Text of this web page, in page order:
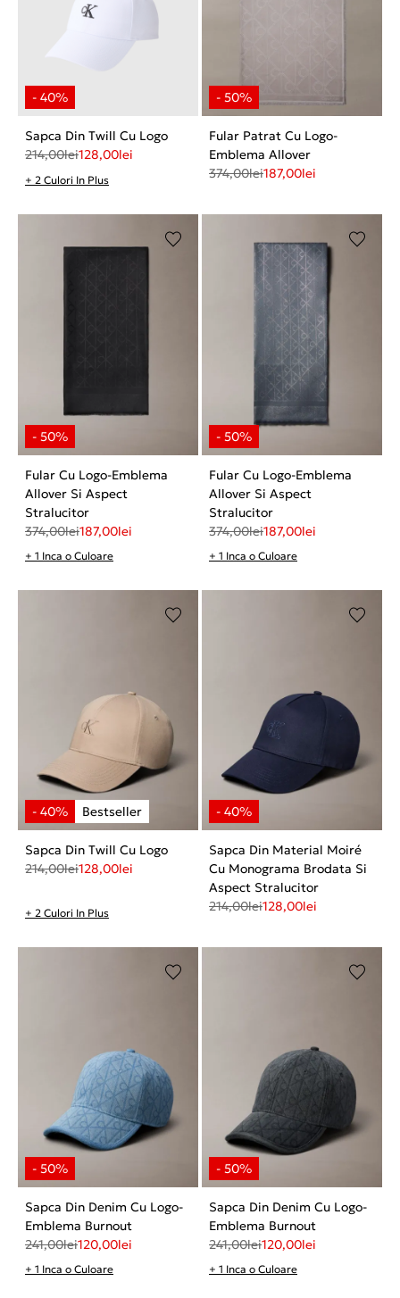
Sapca Din Twill Cu Logo
214,00lei128,00lei
+ 2 Culori In Plus
Fular Patrat Cu Logo-
Emblema Allover
374,00lei187,00lei
Fular Cu Logo-Emblema
Allover Si Aspect
Stralucitor
374,00lei187,00lei
+ 1 Inca o Culoare
Fular Cu Logo-Emblema
Allover Si Aspect
Stralucitor
374,00lei187,00lei
+ 1 Inca o Culoare
Sapca Din Twill Cu Logo
214,00lei128,00lei
+ 2 Culori In Plus
Sapca Din Material Moiré
Cu Monograma Brodata Si
Aspect Stralucitor
214,00lei128,00lei
Sapca Din Denim Cu Logo-
Emblema Burnout
241,00lei120,00lei
+ 1 Inca o Culoare
Sapca Din Denim Cu Logo-
Emblema Burnout
241,00lei120,00lei
+ 1 Inca o Culoare